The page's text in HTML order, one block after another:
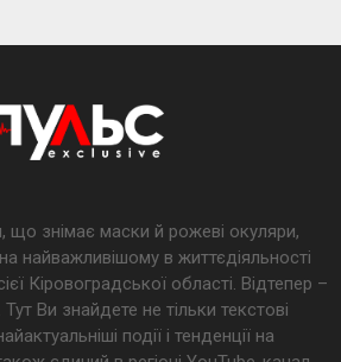
що знімає маски й рожеві окуляри,
найважливішому в життєдіяльності
Кіровоградської області. Відтепер –
Ви знайдете не тільки текстові
події і тенденції на